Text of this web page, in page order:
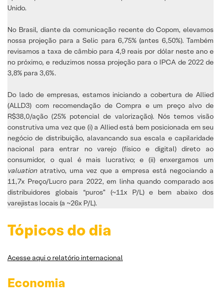
Unido.
No Brasil, diante da comunicação recente do Copom, elevamos
nossa projeção para a Selic para 6,75% (antes 6,50%). Também
revisamos a taxa de câmbio para 4,9 reais por dólar neste ano e
no próximo, e reduzimos nossa projeção para o IPCA de 2022 de
3,8% para 3,6%.
Do lado de empresas, estamos iniciando a cobertura de Allied
(ALLD3) com recomendação de Compra e um preço alvo de
R$38,0/ação (25% potencial de valorização). Nós temos visão
construtiva uma vez que (i) a Allied está bem posicionada em seu
negócio de distribuição, alavancando sua escala e capilaridade
nacional para entrar no varejo (físico e digital) direto ao
consumidor, o qual é mais lucrativo; e (ii) enxergamos um
valuationatrativo, uma vez que a empresa está negociando a
11,7x Preço/Lucro para 2022, em linha quando comparado aos
distribuidores globais “puros” (~11x P/L) e bem abaixo dos
varejistas locais (a ~26x P/L).
Tópicos do dia
Acesse aqui o relatório internacional
Economia